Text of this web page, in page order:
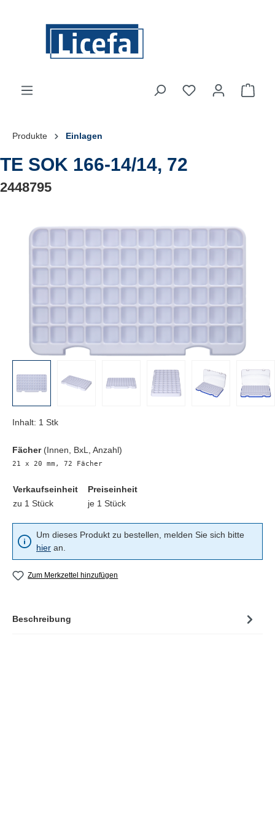
Du hast 0
Produkte Einlagen
TE SOK 166-14/14, 72
2448795
Bildergalerie überspringen
Inhalt: 1 Stk
Fächer (Innen, BxL, Anzahl)
21 x 20 mm, 72 Fächer
Verkaufseinheit
Preiseinheit
zu 1 Stück
je 1 Stück
Um dieses Produkt zu bestellen, melden Sie sich bitte
hier an.
Zum Merkzettel hinzufügen
Beschreibung